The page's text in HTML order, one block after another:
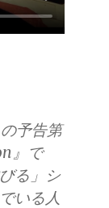
予告第
』で
る」シ
いる人